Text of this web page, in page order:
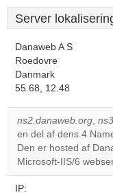
Server
Danaweb A S
Roedovre
Danmark
55.68, 12.48
ns2.danaweb.org,
en del af dens 4
Den er hosted af
Microsoft-IIS/6
IP: